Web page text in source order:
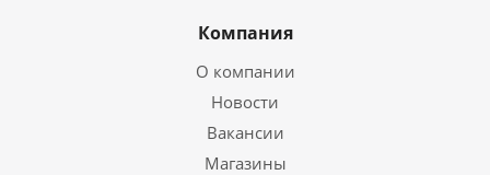
Компания
О компании
Новости
Вакансии
Магазины